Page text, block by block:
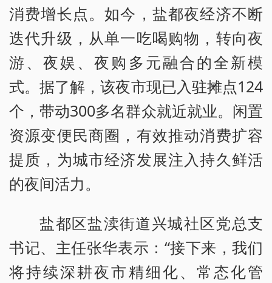
消费增长点。如今，盐都夜经济不断
迭代升级，从单一吃喝购物，转向夜
游、夜娱、夜购多元融合的全新模
式。据了解，该夜市现已入驻摊点124
个，带动300多名群众就近就业。闲置
资源变便民商圈，有效推动消费扩容
提质，为城市经济发展注入持久鲜活
的夜间活力。
盐都区盐渎街道兴城社区党总支
书记、主任张华表示：“接下来，我们
将持续深耕夜市精细化、常态化管